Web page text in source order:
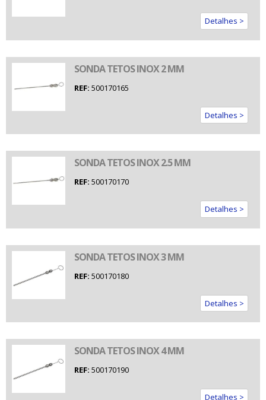
Detalhes >
SONDA TETOS INOX 2 MM
REF: 500170165
Detalhes >
SONDA TETOS INOX 2.5 MM
REF: 500170170
Detalhes >
SONDA TETOS INOX 3 MM
REF: 500170180
Detalhes >
SONDA TETOS INOX 4 MM
REF: 500170190
Detalhes >